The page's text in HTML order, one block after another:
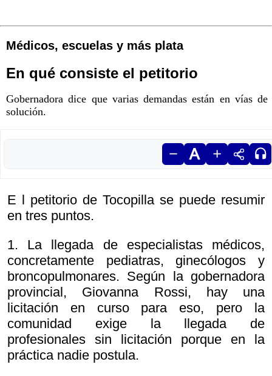
Médicos, escuelas y más plata
En qué consiste el petitorio
Gobernadora dice que varias demandas están en vías de
solución.
E l petitorio de Tocopilla se puede resumir
en tres puntos.
1. La llegada de especialistas médicos,
concretamente pediatras, ginecólogos y
broncopulmonares. Según la gobernadora
provincial, Giovanna Rossi, hay una
licitación en curso para eso, pero la
comunidad exige la llegada de
profesionales sin licitación porque en la
práctica nadie postula.